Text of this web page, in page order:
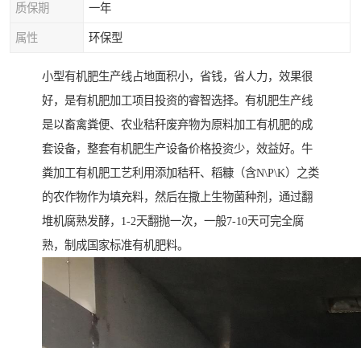
质保期 一年
属性 环保型
小型有机肥生产线占地面积小，省钱，省人力，效果很
好，是有机肥加工项目投资的睿智选择。有机肥生产线
是以畜禽粪便、农业秸秆废弃物为原料加工有机肥的成
套设备，整套有机肥生产设备价格投资少，效益好。牛
粪加工有机肥工艺利用添加秸秆、稻糠（含N\P\K）之类
的农作物作为填充料，然后在撒上生物菌种剂，通过翻
堆机腐熟发酵，1-2天翻抛一次，一般7-10天可完全腐
熟，制成国家标准有机肥料。